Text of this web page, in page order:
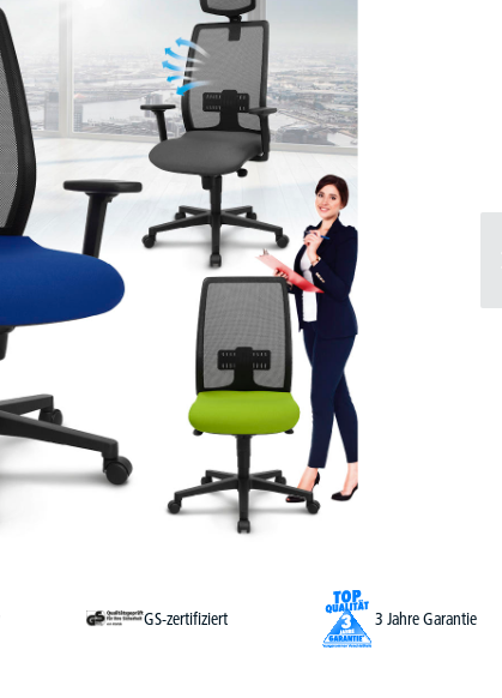
GS-zertifiziert 3 Jahre Garantie